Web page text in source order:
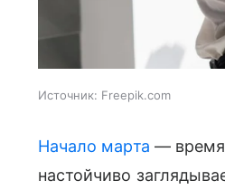
Источник: Freepik.com
Начало марта — время
настойчиво